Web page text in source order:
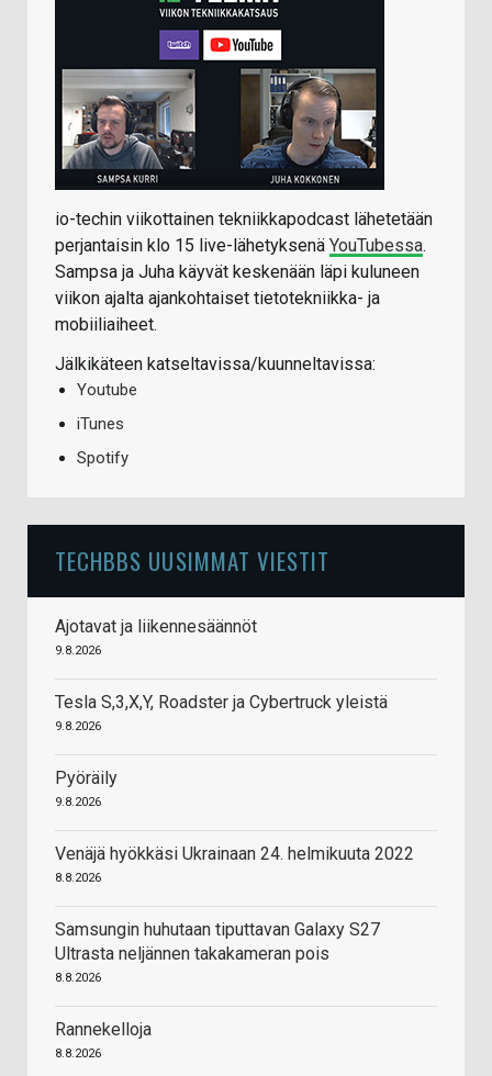
io-techin viikottainen tekniikkapodcast lähetetään
perjantaisin klo 15 live-lähetyksenä YouTubessa.
Sampsa ja Juha käyvät keskenään läpi kuluneen
viikon ajalta ajankohtaiset tietotekniikka- ja
mobiiliaiheet.
Jälkikäteen katseltavissa/kuunneltavissa:
Youtube
iTunes
Spotify
TECHBBS UUSIMMAT VIESTIT
Ajotavat ja liikennesäännöt
9.8.2026
Tesla S,3,X,Y, Roadster ja Cybertruck yleistä
9.8.2026
Pyöräily
9.8.2026
Venäjä hyökkäsi Ukrainaan 24. helmikuuta 2022
8.8.2026
Samsungin huhutaan tiputtavan Galaxy S27
Ultrasta neljännen takakameran pois
8.8.2026
Rannekelloja
8.8.2026